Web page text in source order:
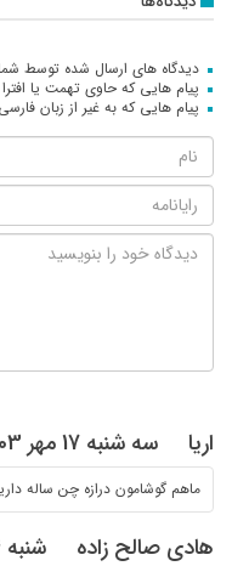
دیدگاه های ارسال شده توسط
پیام هایی که حاوی تهمت یا
پیام هایی که به غیر از زبان
اریا سه شنبه 17 مهر 1403
ماهم گوشامون درازه چن ساله
هادی صالح زاده شنبه 14 مهر 1403